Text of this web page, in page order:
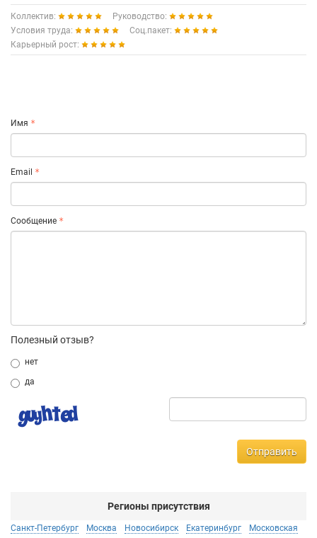
Коллектив:
Руководство:
Условия труда:
Соц.пакет:
Карьерный рост:
Имя
Email
Сообщение
Полезный отзыв?
нет
да
Отправить
Регионы присутствия
Санкт-Петербург Москва Новосибирск Екатеринбург
Московская